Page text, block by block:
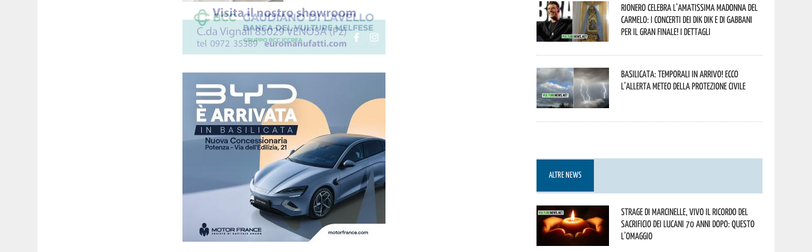
Rionero celebra l’amatissima Madonna del
Carmelo: i concerti dei DIK DIK e di Gabbani
per il gran finale! I dettagli
Basilicata: temporali in arrivo! Ecco
l’allerta meteo della Protezione civile
ALTRE NEWS
Strage di Marcinelle, vivo il ricordo del
sacrificio dei lucani 70 anni dopo: questo
l’omaggio